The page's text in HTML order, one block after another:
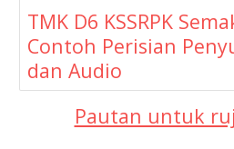
TMK D6 KSSRPK
Contoh Perisian
dan Audio
Pautan untuk